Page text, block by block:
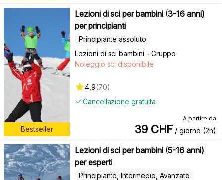
Bestseller
Lezioni di sci per bambini (3-16 anni)
per principianti
Lezioni di sci bambini - Gruppo
Principiante assoluto
Cancellazione gratuita
Noleggio sci disponibile
4,9(70)
A partire da
39 CHF / giorno (2h)
Lezioni di sci per bambini (5-16 anni)
per esperti
Principiante, Intermedio, Avanzato